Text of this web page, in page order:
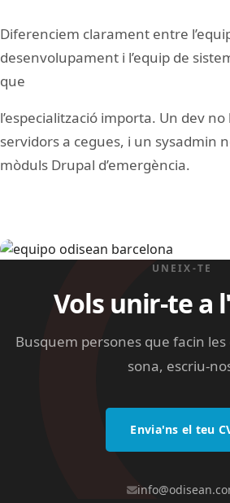
Diferenciem clarament entre
desenvolupament i l’equip de
que
l’especialització importa. Un dev
servidors a cegues, i un sysadmin
mòduls Drupal d’emergència.
Image
UNEIX-TE
Vols unir-te a
Busquem persones que facin les
sona, escriu-
Envia'ns el teu